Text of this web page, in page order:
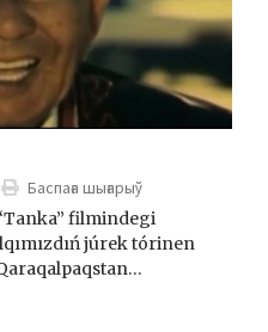
Баспаға шығарыў
filmindegi
júrek tórinen